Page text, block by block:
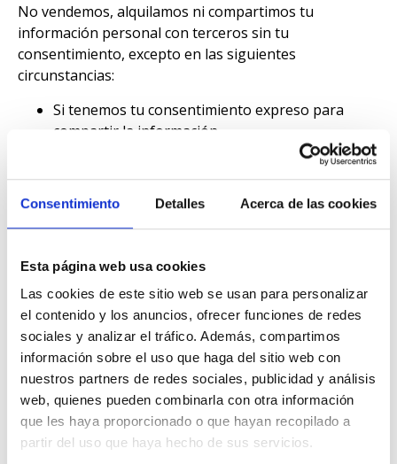
Consentimiento Detalles Acerca de las cookies
Esta página web usa cookies
Las cookies de este sitio web se usan para personalizar
el contenido y los anuncios, ofrecer funciones de redes
sociales y analizar el tráfico. Además, compartimos
información sobre el uso que haga del sitio web con
nuestros partners de redes sociales, publicidad y análisis
web, quienes pueden combinarla con otra información
que les haya proporcionado o que hayan recopilado a
partir del uso que haya hecho de sus servicios.
No vendemos, alquilamos ni compartimos tu
información personal con terceros sin tu
consentimiento, excepto en las siguientes
circunstancias:
Si tenemos tu consentimiento expreso para
compartir la información.
Si es necesario para cumplir con una obligación
legal, como responder a una orden judicial o
cumplir con requisitos legales.
Si creemos de buena fe que la divulgación es
seguridad o la seguridad de otros, investigar
fraudes o responder a una solicitud
gubernamental.
Si nuestra empresa o parte de ella se fusiona,
adquiere o se vende, la información personal
puede ser transferida como parte de esa
transacción.
Seguridad de la información
Nos comprometemos a garantizar la seguridad de tu
información personal. Hemos implementado medidas